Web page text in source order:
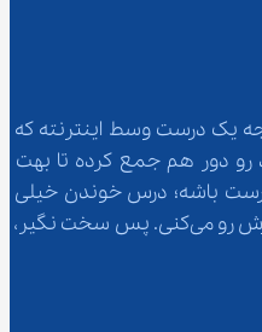
یک درست وسط اینترنته که
کاربلد رو دور هم جمع کرده تا بهت
باشه؛ درس خوندن خیلی
آسون‌تر و باحال‌تر از چیزیه که فکرش رو می‌کنی. پس سخت نگیر،